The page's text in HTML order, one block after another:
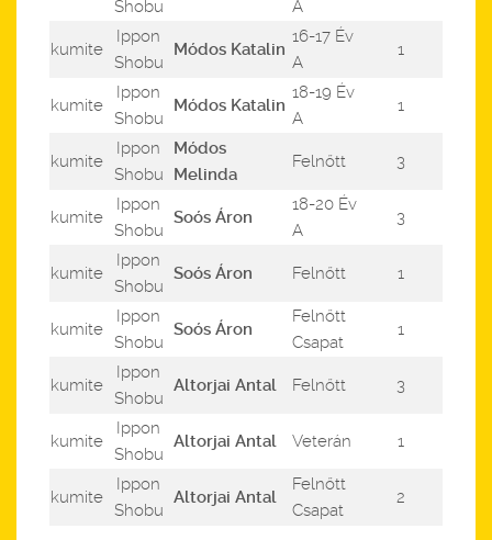
Shobu
A
kumite
Ippon
Shobu
Módos Katalin
16-17 Év
A
1
kumite
Ippon
Shobu
Módos Katalin
18-19 Év
A
1
kumite
Ippon
Shobu
Módos
Melinda
Felnőtt 3
kumite
Ippon
Shobu
Soós Áron
18-20 Év
A
3
kumite
Ippon
Shobu
Soós Áron Felnőtt 1
kumite
Ippon
Shobu
Soós Áron
Felnőtt
Csapat
1
kumite
Ippon
Shobu
Altorjai Antal Felnőtt 3
kumite
Ippon
Shobu
Altorjai Antal Veterán 1
kumite
Ippon
Shobu
Altorjai Antal
Felnőtt
Csapat
2